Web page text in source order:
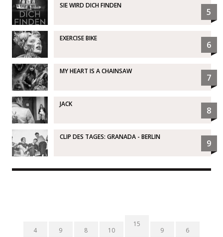
SIE WIRD DICH FINDEN
5
EXERCISE BIKE
6
MY HEART IS A CHAINSAW
7
JACK
8
CLIP DES TAGES: GRANADA - BERLIN
9
4
9
8
10
15
9
6